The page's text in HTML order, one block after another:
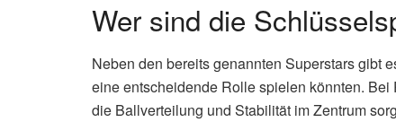
Wer sind die
Neben den bereits genannten Superstars gibt
eine entscheidende Rolle spielen könnten.
die Ballverteilung und Stabilität im Zentrum